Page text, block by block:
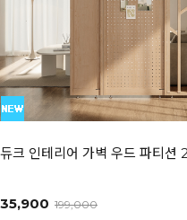
듀크 인테리어 가벽 우드 파티
35,900 199,000